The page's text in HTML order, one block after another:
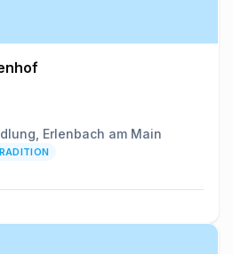
Erlenbach am Main